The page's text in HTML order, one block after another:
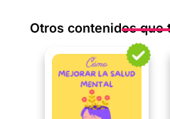
Otros contenidos que